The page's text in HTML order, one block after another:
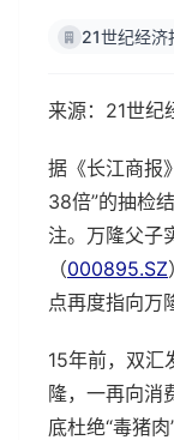
21世纪经济
来源：21世纪
据《长江商报
38倍”的抽检
注。万隆父子
（000895.SZ
点再度指向万
15年前，双汇
隆，一再向消
底杜绝“毒猪